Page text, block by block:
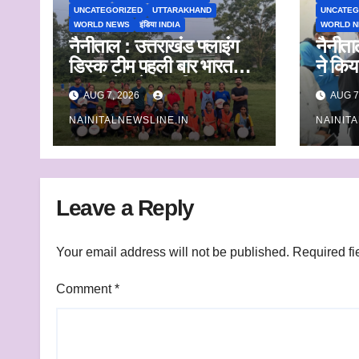
UNCATEGORIZED
UTTARAKHAND
WORLD NEWS
इंडिया INDIA
नैनीताल : उत्तराखंड फ्लाइंग
डिस्क टीम पहली बार भारत
ट्रॉफी में करेगी प्रतिभाग
AUG 7, 2026
NAINITALNEWSLINE.IN
WORLD
ने
निर्देश
AUG
Leave a Reply
Your email address will not be published. Required
Comment*